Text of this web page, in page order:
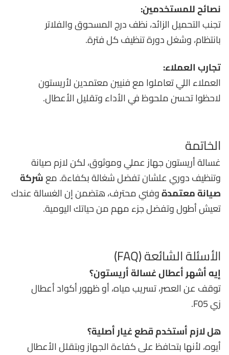
نصائح للمستخدمين:
تجنب التحميل الزائد، نظف درج المسحوق والفلاتر
بانتظام، وشغل دورة تنظيف كل فترة.
تجارب العملاء:
العملاء اللي تعاملوا مع فنيين معتمدين لأريستون
لاحظوا تحسن ملحوظ في الأداء وتقليل الأعطال.
الخاتمة
غسالة أريستون جهاز عملي وموثوق، لكن لازم صيانة
وتنظيف دوري علشان تفضل شغالة بكفاءة. معشركة
صيانة معتمدةوفني محترف، هتضمن إن الغسالة عندك
تعيش أطول وتفضل جزء مهم من حياتك اليومية.
الأسئلة الشائعة (FAQ)
إيه أشهر أعطال غسالة أريستون؟
توقف عن العصر، تسريب مياه، أو ظهور أكواد أعطال
زي F05.
هل لازم أستخدم قطع غيار أصلية؟
أيوه، لأنها بتحافظ على كفاءة الجهاز وبتقلل الأعطال